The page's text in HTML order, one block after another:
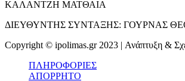
ΚΑΛΑΝΤΖΗ ΜΑΤΘΑΙΑ
ΔΙΕΥΘΥΝΤΗΣ ΣΥΝΤΑΞΗΣ: ΓΟΥΡΝΑΣ
Copyright © ipolimas.gr 2023 | Ανάπτυξη &
ΠΛΗΡΟΦΟΡΙΕΣ
ΑΠΟΡΡΗΤΟ